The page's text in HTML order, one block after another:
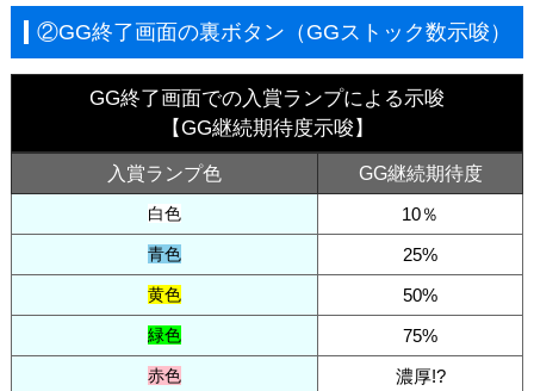
②GG終了画面の裏ボタン（GGストック数示唆）
GG終了画面での入賞ランプによる示唆
【GG継続期待度示唆】
入賞ランプ色 GG継続期待度
白色 10％
青色 25%
黄色 50%
緑色 75%
赤色 濃厚!?